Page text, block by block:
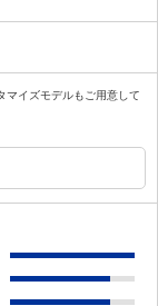
マイズモデルもご用意して